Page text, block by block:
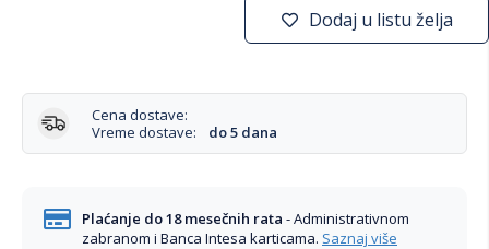
Dodaj u listu želja
Cena dostave:
Vreme dostave:
do 5 dana
Plaćanje do 18 mesečnih rata - Administrativnom
zabranom i Banca Intesa karticama. Saznaj više